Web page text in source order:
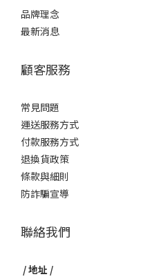
品牌理念
最新消息
顧客服務
常見問題
運送服務方式
付款服務方式
退換貨政策
條款與細則
防詐騙宣導
聯絡我們
/ 地址 /